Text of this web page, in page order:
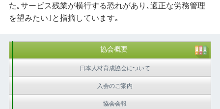
た｡サービス残業が横行する恐れがあり､適正な労務管理
を望みたい｣と指摘しています｡
協会概要
日本人材育成協会について
入会のご案内
協会会報